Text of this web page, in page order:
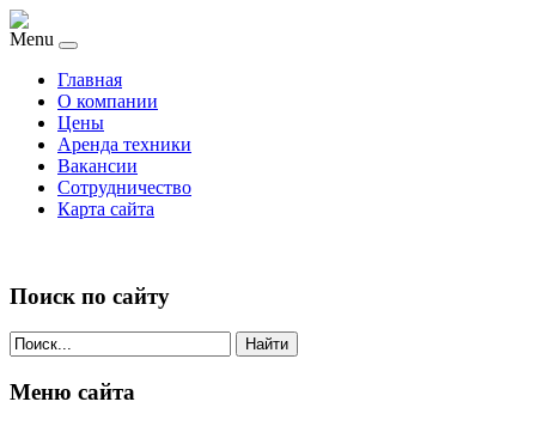
Menu
Главная
О компании
Цены
Аренда техники
Вакансии
Сотрудничество
Карта сайта
Поиск по сайту
Найти
Меню сайта